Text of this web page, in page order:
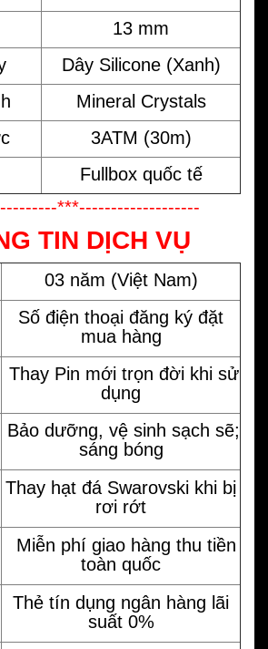
13 mm
Dây Silicone (Xanh)
Mineral Crystals
3ATM (30m)
Fullbox quốc tế
***-------------------
TIN DỊCH VỤ
03 năm (Việt Nam)
Số điện thoại đăng ký đặt
mua hàng
Thay Pin mới trọn đời khi sử
dụng
Bảo dưỡng, vệ sinh sạch sẽ;
sáng bóng
Thay hạt đá Swarovski khi bị
rơi rớt
Miễn phí giao hàng thu tiền
toàn quốc
Thẻ tín dụng ngân hàng lãi
suất 0%